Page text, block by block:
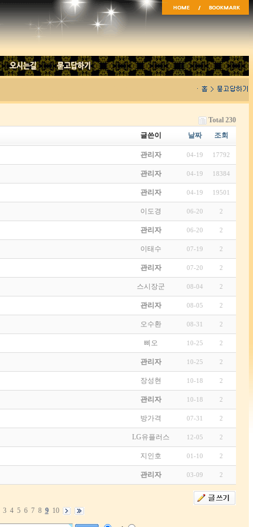
Total 230
글쓴이 날짜 조회
관리자 04-19 17792
관리자 04-19 18384
관리자 04-19 19501
이도경 06-20 2
관리자 06-20 2
이태수 07-19 2
관리자 07-20 2
스시장군 08-04 2
관리자 08-05 2
오수환 08-31 2
삐오 10-25 2
관리자 10-25 2
장성현 10-18 2
관리자 10-18 2
방가격 07-31 2
LG유플러스 12-05 2
지인호 01-10 2
관리자 03-09 2
3 4 5 6 7 8 9 10